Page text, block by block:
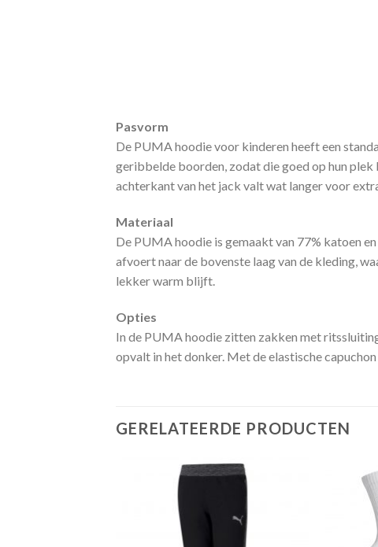
Pasvorm
De PUMA hoodie voor kinderen heeft een
geribbelde boorden, zodat die goed op hun
achterkant van het jack valt wat langer voor
Materiaal
De PUMA hoodie is gemaakt van 77% katoen
afvoert naar de bovenste laag van de kleding,
lekker warm blijft.
Opties
In de PUMA hoodie zitten zakken met
opvalt in het donker. Met de elastische
GERELATEERDE PRODUCTEN